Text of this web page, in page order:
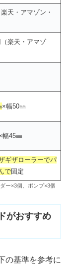
天・アマゾン・
楽天・アマゾ
×幅50㎜
幅45㎜
ギザローラーでパ
で固定
ー×3個、ポンプ×3個
がおすすめ
の基準を参考に